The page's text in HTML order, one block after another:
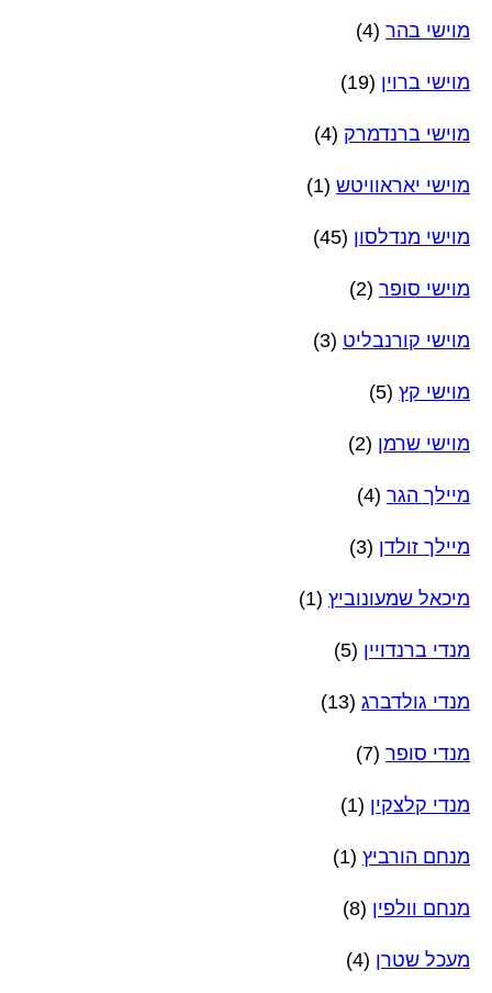
מוישי בהר (4)
מוישי ברוין (19)
מוישי ברנדמרק (4)
מוישי יאראוויטש (1)
מוישי מנדלסון (45)
מוישי סופר (2)
מוישי קורנבליט (3)
מוישי קץ (5)
מוישי שרמן (2)
מיילך הגר (4)
מיילך זולדן (3)
מיכאל שמעונוביץ (1)
מנדי ברנדויין (5)
מנדי גולדברג (13)
מנדי סופר (7)
מנדי קלצקין (1)
מנחם הורביץ (1)
מנחם וולפין (8)
מעכל שטרן (4)